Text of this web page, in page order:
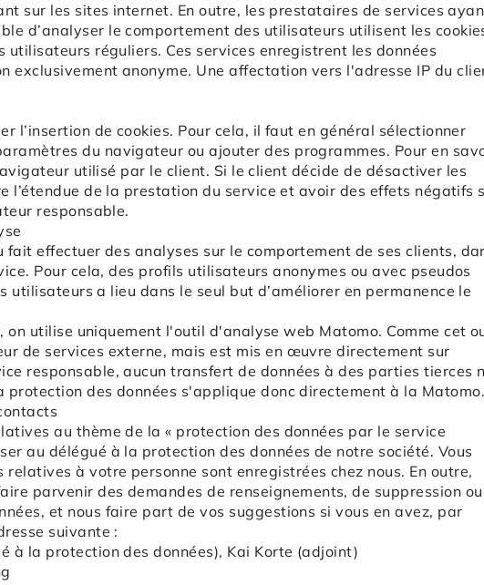
sur les sites internet. En outre, les prestataires de services
d’analyser le comportement des utilisateurs utilisent les
réguliers. Ces services enregistrent les données
exclusivement anonyme. Une affectation vers l'adresse IP du
l’insertion de cookies. Pour cela, il faut en général sélectionner
du navigateur ou ajouter des programmes. Pour en
utilisé par le client. Si le client décide de désactiver les
l’étendue de la prestation du service et avoir des effets négatifs
responsable.
fait effectuer des analyses sur le comportement de ses clients,
Pour cela, des profils utilisateurs anonymes ou avec pseudos
a lieu dans le seul but d’améliorer en permanence le
, on utilise uniquement l'outil d'analyse web Matomo. Comme cet
de services externe, mais est mis en œuvre directement sur
responsable, aucun transfert de données à des parties tierces
protection des données s'applique donc directement à la Matomo.
au thème de la « protection des données par le service
au délégué à la protection des données de notre société. Vous
à votre personne sont enregistrées chez nous. En outre,
parvenir des demandes de renseignements, de suppression ou
et nous faire part de vos suggestions si vous en avez, par
suivante :
à la protection des données), Kai Korte (adjoint)